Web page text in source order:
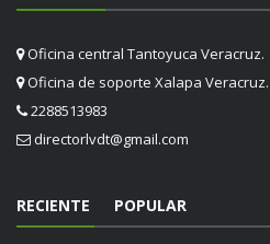
Oficina central Tantoyuca Veracruz.
Oficina de soporte Xalapa Veracruz.
2288513983
directorlvdt@gmail.com
RECIENTE POPULAR